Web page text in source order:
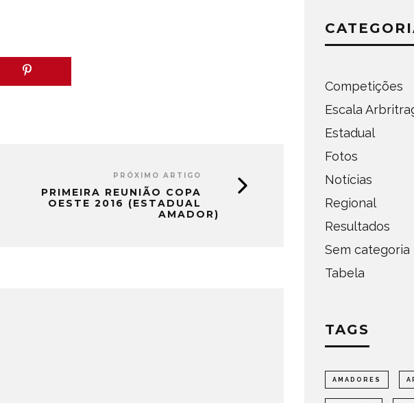
PRÓXIMO ARTIGO
PRIMEIRA REUNIÃO COPA
OESTE 2016 (ESTADUAL
AMADOR)
Competições
Escala
Estadual
Fotos
Notícias
Regional
Resultados
Sem categoria
Tabela
TAGS
AMADORES